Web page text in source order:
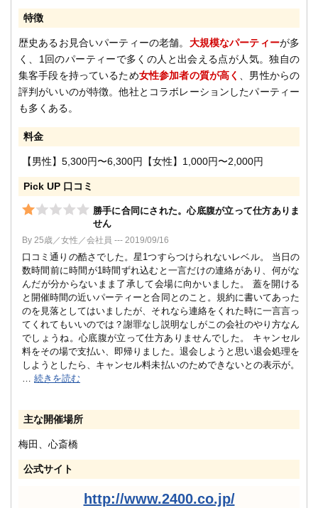
特徴
歴史あるお見合いパーティーの老舗。 大規模なパーティーが多
く、1回のパーティーで多くの人と出会える点が人気。独自の
集客手段を持っているため女性参加者の質が高く
、男性からの
評判がいいのが特徴。他社とコラボレーションしたパーティー
も多くある。
料金
【男性】5,300円〜6,300円【女性】1,000円〜2,000円
Pick UP 口コミ
勝手に合同にされた。心底腹が立って仕方ありま
せん
By 25歳／女性／会社員 --- 2019/09/16
口コミ通りの酷さでした。星1つすらつけられないレベル。 当日の
数時間前に時間が1時間ずれ込むと一言だけの連絡があり、何がな
んだが分からないまま了承して会場に向かいました。 蓋を開ける
と開催時間の近いパーティーと合同とのこと。規約に書いてあった
のを見落としてはいましたが、それなら連絡をくれた時に一言言っ
てくれてもいいのでは？謝罪なし説明なしがこの会社のやり方なん
でしょうね。心底腹が立って仕方ありませんでした。 キャンセル
料をその場で支払い、即帰りました。退会しようと思い退会処理を
しようとしたら、キャンセル料未払いのためできないとの表示が。
続きを読む
主な開催場所
梅田、心斎橋
公式サイト
http://www.2400.co.jp/